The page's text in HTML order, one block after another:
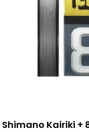
Shimano Kairiki +